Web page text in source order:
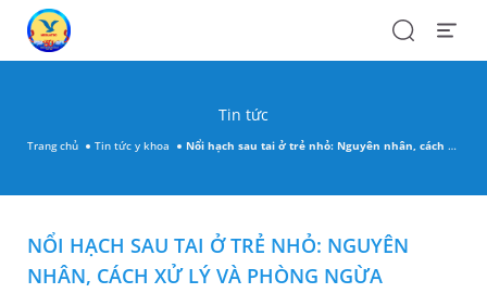
SearchOpen
Tin tức
Trang chủ Tin tức y khoa Nổi hạch sau tai ở trẻ nhỏ: Nguyên nhân, cách xử lý và phòng ngừa
NỔI HẠCH SAU TAI Ở TRẺ NHỎ: NGUYÊN
NHÂN, CÁCH XỬ LÝ VÀ PHÒNG NGỪA